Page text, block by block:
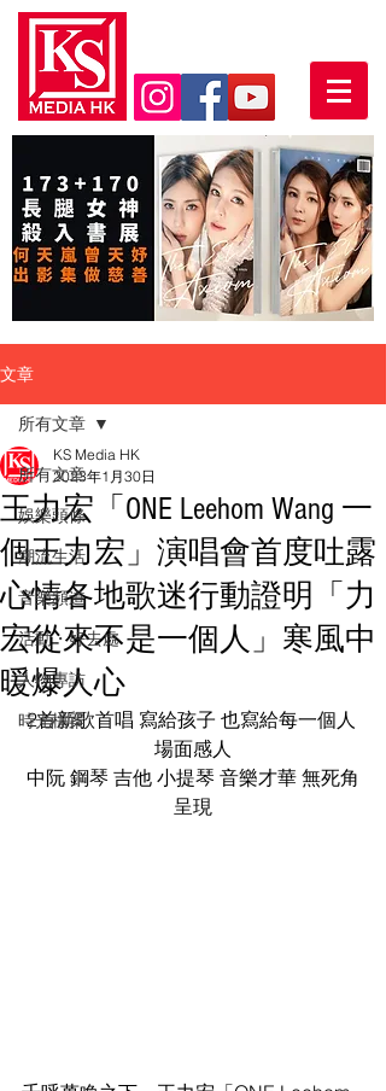
文章
所有文章
娛樂頭條
潮流生活
音樂頻道
活動・好去處
人物專訪
時光檔案
所有文章
王力宏「ONE Leehom Wang 一
個王力宏」演唱會首度吐露
心情各地歌迷行動證明「力
宏從來不是一個人」寒風中
暖爆人心
KS Media HK
2023年1月30日
2首新歌首唱 寫給孩子 也寫給每一個人
場面感人
中阮 鋼琴 吉他 小提琴 音樂才華 無死角
呈現